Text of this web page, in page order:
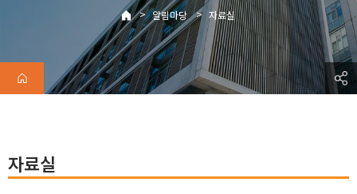
> 알림마당 > 자료실
자료실